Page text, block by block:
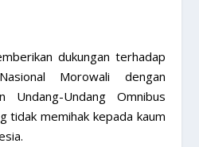
dukungan terhadap
Morowali dengan
Undang-Undang Omnibus
tidak memihak kepada kaum